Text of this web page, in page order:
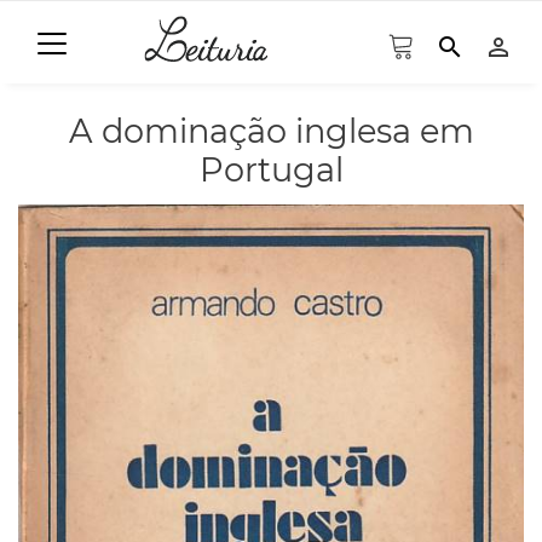
search person_outline
A dominação inglesa em
Portugal